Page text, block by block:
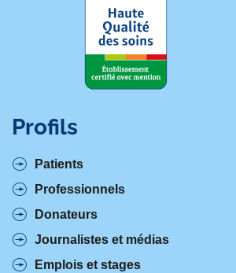
Profils
Patients
Professionnels
Donateurs
Journalistes et médias
Emplois et stages